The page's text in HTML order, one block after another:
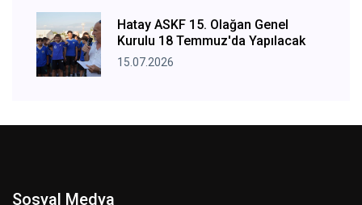
Hatay ASKF 15. Olağan Genel
Kurulu 18 Temmuz'da Yapılacak
15.07.2026
Sosyal Medya